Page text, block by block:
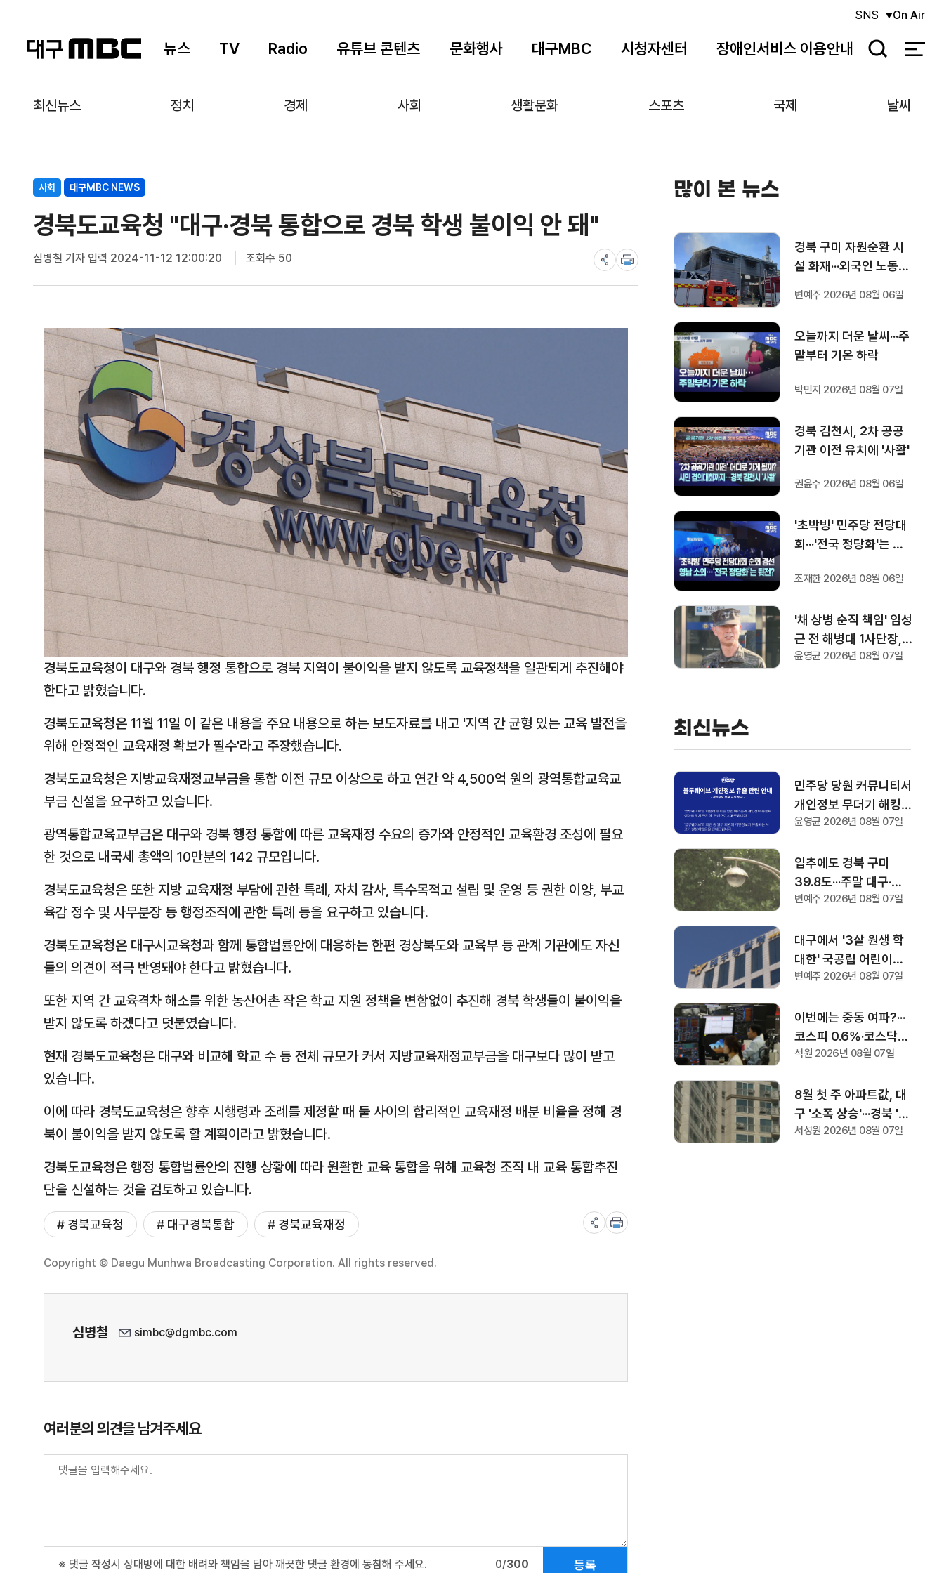
뉴스 TV Radio 유튜브 콘텐츠 문화행사 대구MBC 시청자센터 장애인서비스 이용안내
SNS On Air
검
최신뉴스 정치 경제 사회 생활문화 스포츠 국제 날씨
사회 대구MBC NEWS
경북도교육청 "대구·경북 통합으로 경북 학생 불이익 안 돼"
심병철 기자입력 2024-11-12 12:00:20 조회수 50
경북도교육청이 대구와 경북 행정 통합으로 경북 지역이 불이익을 받지 않도록 교육정책을 일관되게 추진해야
한다고 밝혔습니다.
경북도교육청은 11월 11일 이 같은 내용을 주요 내용으로 하는 보도자료를 내고 '지역 간 균형 있는 교육 발전을
위해 안정적인 교육재정 확보가 필수'라고 주장했습니다.
경북도교육청은 지방교육재정교부금을 통합 이전 규모 이상으로 하고 연간 약 4,500억 원의 광역통합교육교
부금 신설을 요구하고 있습니다.
광역통합교육교부금은 대구와 경북 행정 통합에 따른 교육재정 수요의 증가와 안정적인 교육환경 조성에 필요
한 것으로 내국세 총액의 10만분의 142 규모입니다.
경북도교육청은 또한 지방 교육재정 부담에 관한 특례, 자치 감사, 특수목적고 설립 및 운영 등 권한 이양, 부교
육감 정수 및 사무분장 등 행정조직에 관한 특례 등을 요구하고 있습니다.
경북도교육청은 대구시교육청과 함께 통합법률안에 대응하는 한편 경상북도와 교육부 등 관계 기관에도 자신
들의 의견이 적극 반영돼야 한다고 밝혔습니다.
또한 지역 간 교육격차 해소를 위한 농산어촌 작은 학교 지원 정책을 변함없이 추진해 경북 학생들이 불이익을
받지 않도록 하겠다고 덧붙였습니다.
현재 경북도교육청은 대구와 비교해 학교 수 등 전체 규모가 커서 지방교육재정교부금을 대구보다 많이 받고
있습니다.
이에 따라 경북도교육청은 향후 시행령과 조례를 제정할 때 둘 사이의 합리적인 교육재정 배분 비율을 정해 경
북이 불이익을 받지 않도록 할 계획이라고 밝혔습니다.
경북도교육청은 행정 통합법률안의 진행 상황에 따라 원활한 교육 통합을 위해 교육청 조직 내 교육 통합추진
단을 신설하는 것을 검토하고 있습니다.
# 경북교육청 # 대구경북통합 # 경북교육재정
Copyright © Daegu Munhwa Broadcasting Corporation. All rights reserved.
심병철 simbc@dgmbc.com
여러분의 의견을 남겨주세요
※ 댓글 작성시 상대방에 대한 배려와 책임을 담아 깨끗한 댓글 환경에 동참해 주세요. 0/300 등록
많이 본 뉴스
경북 구미 자원순환 시
설 화재···외국인 노동자
변예주 2026년 08월 06일
오늘까지 더운 날씨···주
말부터 기온 하락
박민지 2026년 08월 07일
경북 김천시, 2차 공공
기관 이전 유치에 '사활'
권윤수 2026년 08월 06일
'초박빙' 민주당 전당대
회···'전국 정당화'는 뒷
조재한 2026년 08월 06일
'채 상병 순직 책임' 임성
근 전 해병대 1사단장, 2
심에서도 '징역 3년' 선
윤영균 2026년 08월 07일
최신뉴스
민주당 당원 커뮤니티서
개인정보 무더기 해킹
···"전당대회 온라인 투
윤영균 2026년 08월 07일
입추에도 경북 구미
39.8도···주말 대구·경
북 비·소나기
변예주 2026년 08월 07일
대구에서 '3살 원생 학
대한' 국공립 어린이집
교사 2명, 검찰 송치
변예주 2026년 08월 07일
이번에는 중동 여파?···
코스피 0.6%·코스닥
0.36% 하락으로 장 마
석원 2026년 08월 07일
8월 첫 주 아파트값, 대
구 '소폭 상승'···경북 '하
락세'
서성원 2026년 08월 07일